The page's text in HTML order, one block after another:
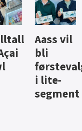
og
Hard
iste fra
Hansa